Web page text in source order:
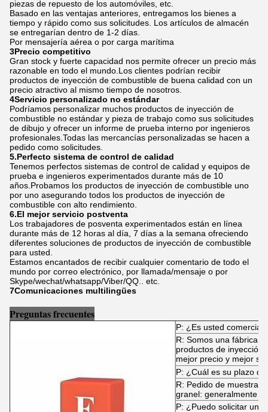
piezas de repuesto de los automóviles, etc.
Basado en las ventajas anteriores, entregamos los bienes a
tiempo y rápido como sus solicitudes. Los artículos de almacén
se entregarían dentro de 1-2 días.
Por mensajería aérea o por carga marítima
3Precio competitivo
Gran stock y fuerte capacidad nos permite ofrecer un precio más
razonable en todo el mundo.Los clientes podrían recibir
productos de inyección de combustible de buena calidad con un
precio atractivo al mismo tiempo de nosotros.
4Servicio personalizado no estándar
Podríamos personalizar muchos productos de inyección de
combustible no estándar y pieza de trabajo como sus solicitudes
de dibujo y ofrecer un informe de prueba interno por ingenieros
profesionales.Todas las mercancías personalizadas se hacen a
pedido como solicitudes.
5.Perfecto sistema de control de calidad
Tenemos perfectos sistemas de control de calidad y equipos de
prueba e ingenieros experimentados durante más de 10
años.Probamos los productos de inyección de combustible uno
por uno asegurando todos los productos de inyección de
combustible con alto rendimiento.
6.El mejor servicio postventa
Los trabajadores de posventa experimentados están en línea
durante más de 12 horas al día, 7 días a la semana ofreciendo
diferentes soluciones de productos de inyección de combustible
para usted.
Estamos encantados de recibir cualquier comentario de todo el
mundo por correo electrónico, por llamada/mensaje o por
Skype/wechat/whatsapp/Viber/QQ.. etc.
7Comunicaciones multilingües
Preguntas frecuentes
P: ¿Es usted
R: Somos una fábrica
productos de inyección
mejor precio y mejor
P: ¿Cuál es su plazo
R: Pedido de
granel: generalmente
P: ¿Puedo solicitar una